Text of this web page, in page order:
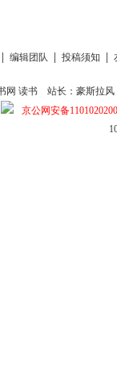
编辑团队 投稿须知
网 读书
站长：豪斯拉风
京公网安备